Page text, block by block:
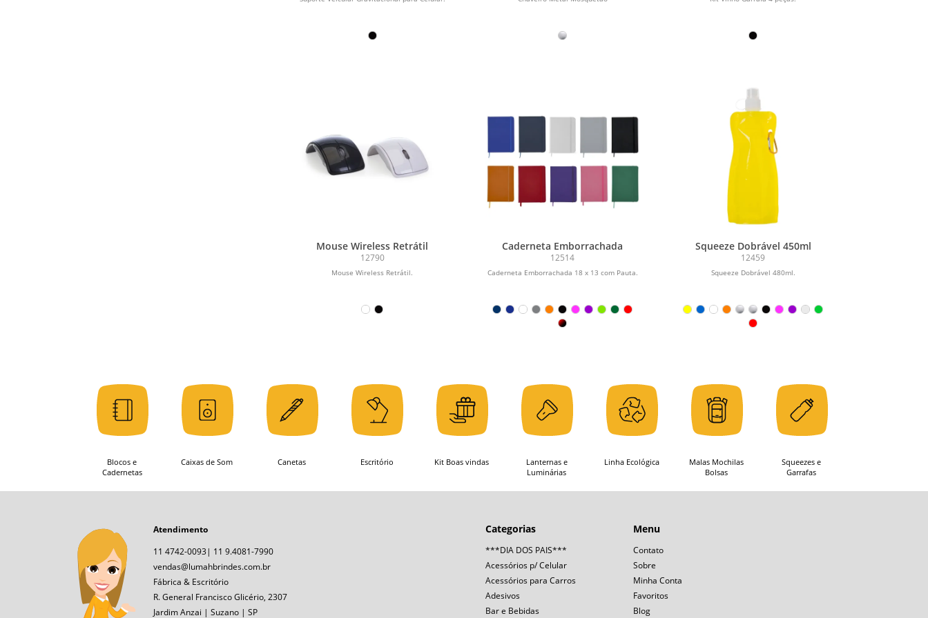
Mouse Wireless Retrátil
12790
Mouse Wireless Retrátil.
Caderneta Emborrachada
12514
Caderneta Emborrachada 18 x 13 com Pauta.
Squeeze Dobrável 450ml
12459
Squeeze Dobrável 480ml.
Blocos e
Cadernetas
Caixas de Som Canetas Escritório Kit Boas vindas
Lanternas e
Luminárias
Linha Ecológica
Malas Mochilas
Bolsas
Squeezes e
Garrafas
Atendimento
11 4742-0093| 11 9.4081-7990
vendas@lumahbrindes.com.br
Fábrica & Escritório
R. General Francisco Glicério, 2307
Jardim Anzai | Suzano | SP
Categorias
***DIA DOS PAIS***
Acessórios p/ Celular
Acessórios para Carros
Adesivos
Bar e Bebidas
Menu
Contato
Sobre
Minha Conta
Favoritos
Blog